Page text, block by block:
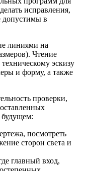
исправления,
допустимы в
линиями на
Чтение
эскизу
и форму, а также
проверки,
посмотреть
сторон света и
главный вход,